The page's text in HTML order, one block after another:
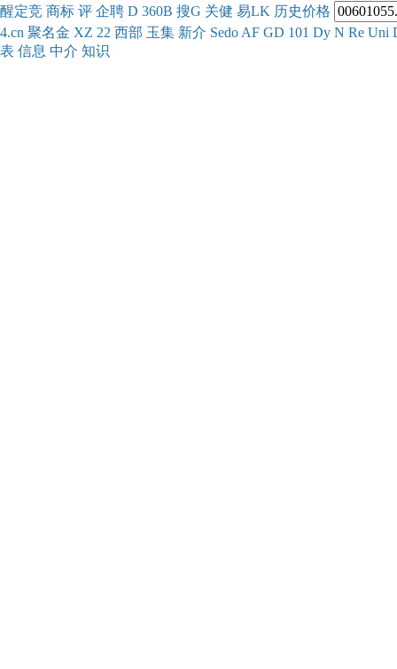
醒定竞 商标 评 企聘 D 360B 搜G 关健 易LK 历史价格
4.cn 聚名金 XZ 22 西部 玉集 新介 Sedo AF GD 101 Dy N Re Uni
表 信息 中介 知识